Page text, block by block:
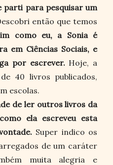
parti para pesquisar um
então que temos
como eu, a Sonia é
em Ciências Sociais, e
por escrever.Hoje, a
40 livros publicados,
escolas.
de ler outros livros da
ela escreveu esta
Super indico os
de um caráter
muita alegria e